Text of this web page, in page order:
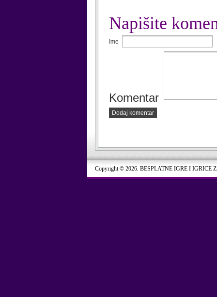
Napišite
Ime
Komentar
Dodaj komentar
Copyright © 2026. BESPLATNE IGRE I IGRICE